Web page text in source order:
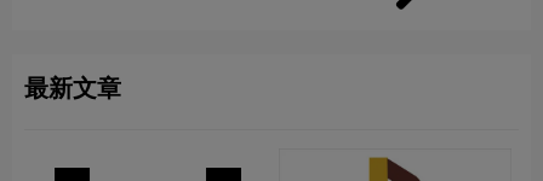
最新文章